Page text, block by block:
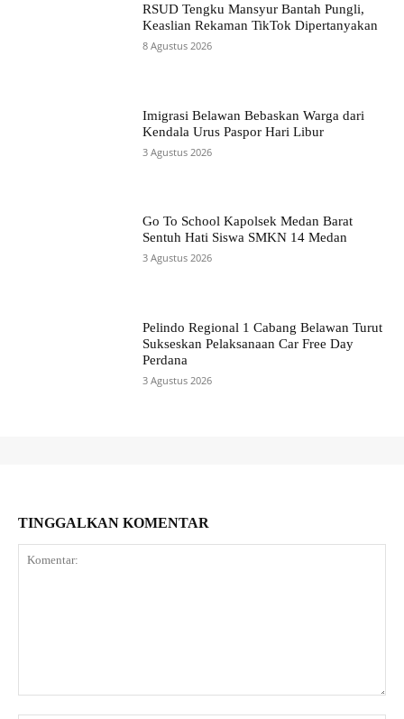
RSUD Tengku Mansyur Bantah Pungli,
Keaslian Rekaman TikTok Dipertanyakan
8 Agustus 2026
Imigrasi Belawan Bebaskan Warga dari
Kendala Urus Paspor Hari Libur
3 Agustus 2026
Go To School Kapolsek Medan Barat
Sentuh Hati Siswa SMKN 14 Medan
3 Agustus 2026
Pelindo Regional 1 Cabang Belawan Turut
Sukseskan Pelaksanaan Car Free Day
Perdana
3 Agustus 2026
TINGGALKAN KOMENTAR